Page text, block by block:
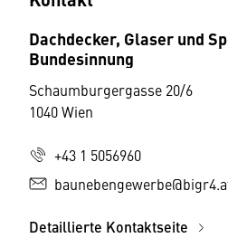
Dachdecker, Glaser und
Bundesinnung
Schaumburgergasse 20/6
1040 Wien
+43 1 5056960
Detaillierte Kontaktseite